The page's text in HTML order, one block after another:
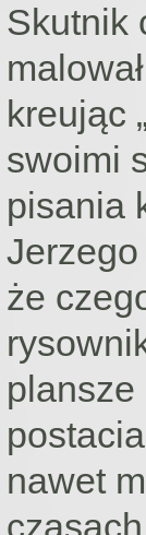
Skutnik
kreując
swoimi
pisania
Jerzego
że
nawet